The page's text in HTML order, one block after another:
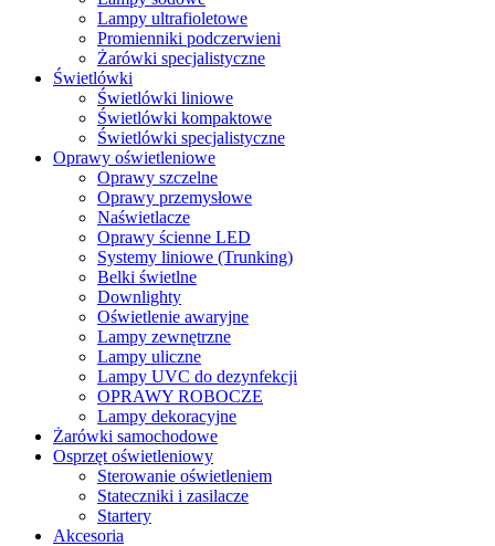
Lampy ultrafioletowe
Promienniki podczerwieni
Żarówki specjalistyczne
Świetlówki
Świetlówki liniowe
Świetlówki kompaktowe
Świetlówki specjalistyczne
Oprawy oświetleniowe
Oprawy szczelne
Oprawy przemysłowe
Naświetlacze
Oprawy ścienne LED
Systemy liniowe (Trunking)
Belki świetlne
Downlighty
Oświetlenie awaryjne
Lampy zewnętrzne
Lampy uliczne
Lampy UVC do dezynfekcji
OPRAWY ROBOCZE
Lampy dekoracyjne
Żarówki samochodowe
Osprzęt oświetleniowy
Sterowanie oświetleniem
Stateczniki i zasilacze
Startery
Akcesoria